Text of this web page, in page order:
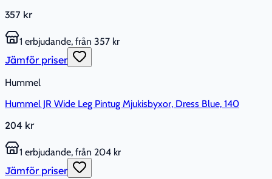
357 kr
1 erbjudande, från 357 kr
Jämför priser
Hummel
Hummel JR Wide Leg Pintug Mjukisbyxor, Dress Blue, 140
204 kr
1 erbjudande, från 204 kr
Jämför priser